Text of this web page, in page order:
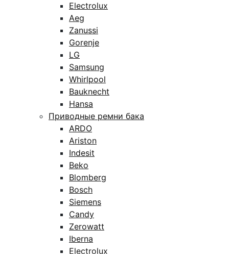
Electrolux
Aeg
Zanussi
Gorenje
LG
Samsung
Whirlpool
Bauknecht
Hansa
Приводные ремни бака
ARDO
Ariston
Indesit
Beko
Blomberg
Bosch
Siemens
Candy
Zerowatt
Iberna
Electrolux